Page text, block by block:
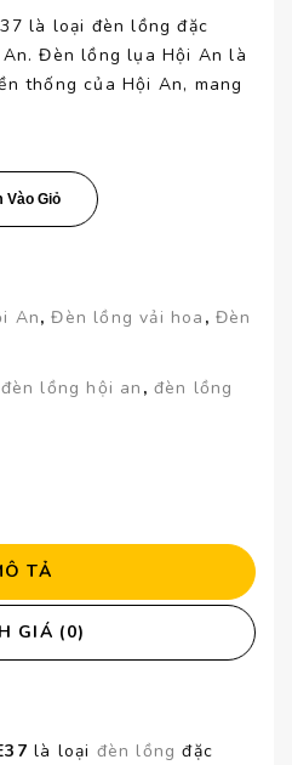
là loại đèn lồng đặc
Đèn lồng lụa Hội An là
thống của Hội An, mang
Vào Giỏ
An,Đèn lồng vải hoa ,Đèn
đèn lồng hội an ,đèn lồng
TẢ
GIÁ (0)
là loại đèn lồng đặc